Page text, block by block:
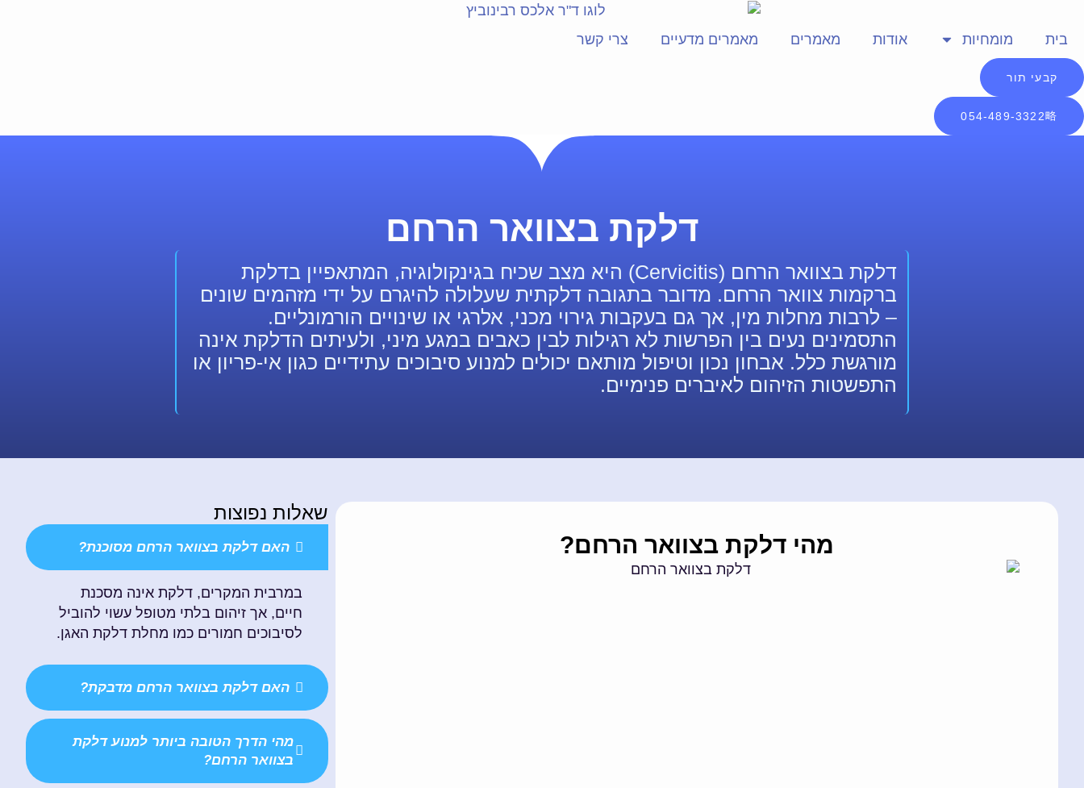
בית מומחיות אודות מאמרים מאמרים מדעיים צרי קשר
קבעי תור
054-489-3322
דלקת בצוואר הרחם
דלקת בצוואר הרחם (Cervicitis) היא מצב שכיח בגינקולוגיה, המתאפיין בדלקת
ברקמות צוואר הרחם. מדובר בתגובה דלקתית שעלולה להיגרם על ידי מזהמים שונים
– לרבות מחלות מין, אך גם בעקבות גירוי מכני, אלרגי או שינויים הורמונליים.
התסמינים נעים בין הפרשות לא רגילות לבין כאבים במגע מיני, ולעיתים הדלקת אינה
מורגשת כלל. אבחון נכון וטיפול מותאם יכולים למנוע סיבוכים עתידיים כגון אי-פריון או
התפשטות הזיהום לאיברים פנימיים.
מהי דלקת בצוואר הרחם?
שאלות נפוצות
האם דלקת בצוואר הרחם מסוכנת?
במרבית המקרים, דלקת אינה מסכנת
חיים, אך זיהום בלתי מטופל עשוי להוביל
לסיבוכים חמורים כמו מחלת דלקת האגן.
האם דלקת בצוואר הרחם מדבקת?
מהי הדרך הטובה ביותר למנוע דלקת
בצוואר הרחם?